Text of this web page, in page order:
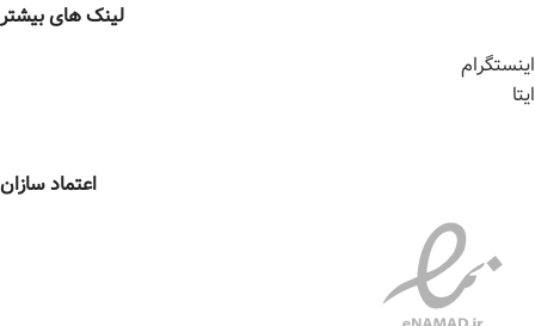
لینک های بیشتر
اینستگرام
ایتا
اعتماد سازان